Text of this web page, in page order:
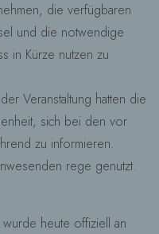
die verfügbaren
und die notwendige
in Kürze nutzen zu
Veranstaltung hatten die
sich bei den vor
zu informieren.
rege genutzt.
wurde heute offiziell an